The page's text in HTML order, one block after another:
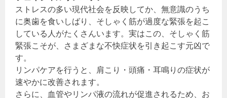
ストレスの多い現代社会を反映してか、無意識のうち
に奥歯を食いしばり、そしゃく筋が過度な緊張を起こ
している人がたくさんいます。実はこの、そしゃく筋
緊張こそが、さまざまな不快症状を引き起こす元凶で
す。
リンパケアを行うと、肩こり・頭痛・耳鳴りの症状が
速やかに改善されます。
さらに、血管やリンパ液の流れが促進されるため、お